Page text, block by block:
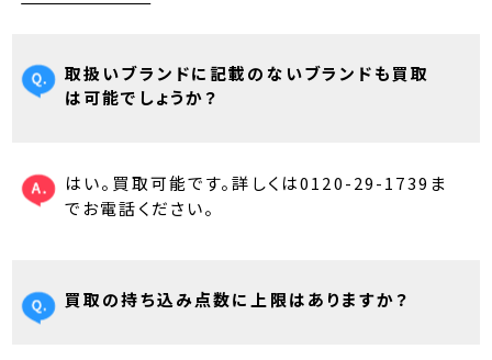
取扱いブランドに記載のないブランドも買取
は可能でしょうか？
はい。買取可能です。詳しくは0120-29-1739ま
でお電話ください。
買取の持ち込み点数に上限はありますか？